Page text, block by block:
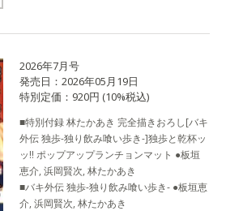
2026年7月号
発売日：2026年05月19日
特別定価：920円 (10%税込)
■特別付録 林たかあき 完全描きおろし[バキ
外伝 独歩-独り飲み喰い歩き-]独歩と乾杯ッ
ッ!! ポップアップランチョンマット ●板垣
恵介, 浜岡賢次, 林たかあき
■バキ外伝 独歩-独り飲み喰い歩き- ●板垣恵
介, 浜岡賢次, 林たかあき